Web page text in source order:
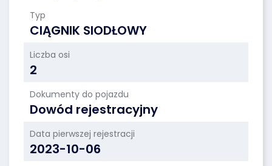
Typ
CIĄGNIK SIODŁOWY
Liczba osi
2
Dokumenty do pojazdu
Dowód rejestracyjny
Data pierwszej rejestracji
2023-10-06